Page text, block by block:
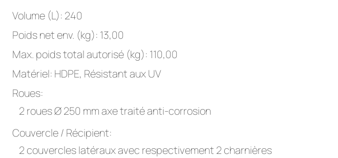
Volume (L): 240
Poids net env. (kg): 13,00
Max. poids total autorisé (kg): 110,00
Matériel: HDPE, Résistant aux UV
Roues:
2 roues Ø 250 mm axe traité anti-corrosion
Couvercle / Récipient:
2 couvercles latéraux avec respectivement 2 charnières